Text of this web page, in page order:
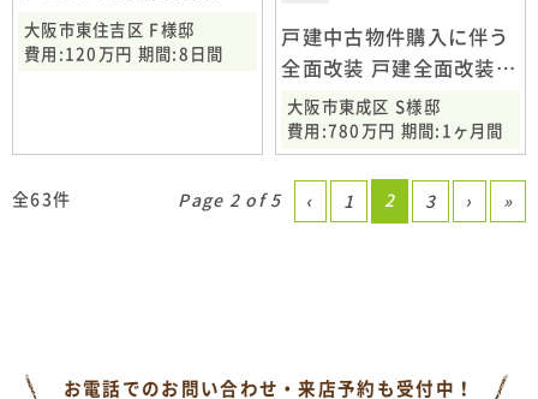
レ交換工事 大阪市東住吉
区
大阪市東住吉区 F様邸
費用:120万円 期間:8日間
戸建中古物件購入に伴う
全面改装 戸建全面改装
大阪市東成区
大阪市東成区 S様邸
費用:780万円 期間:1ヶ月間
全63件 Page 2 of 5 ‹ 1 2 3 › »
お電話でのお問い合わせ・来店予約も受付中！